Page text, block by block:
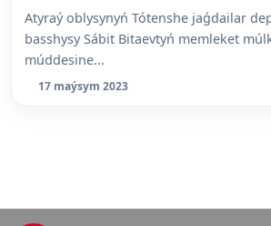
Atyraý oblysynyń Tótenshe jaǵdailar
basshysy Sábit Bitaevtyń memleket
múddesine...
17 maýsym 2023